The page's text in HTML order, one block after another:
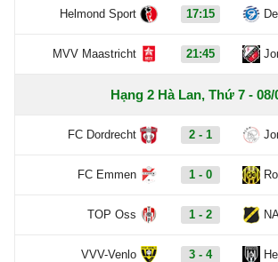
Helmond Sport 17:15
MVV Maastricht 21:45
Hạng 2 Hà Lan, Thứ 7 - 08/
FC Dordrecht 2 - 1
FC Emmen 1 - 0
TOP Oss 1 - 2
VVV-Venlo 3 - 4